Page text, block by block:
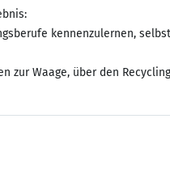
kennenzulernen,
Waage, über den